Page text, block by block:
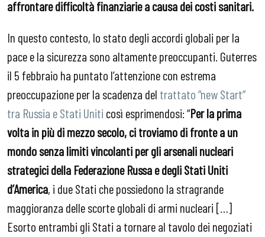
affrontare difficoltà finanziarie a causa dei costi sanitari.
In questo contesto, lo stato degli accordi globali per la
pace e la sicurezza sono altamente preoccupanti. Guterres
il 5 febbraio ha puntato l’attenzione con estrema
preoccupazione per la scadenza del trattato “new Start”
tra Russia e Stati Uniti così esprimendosi: “Per la prima
volta in più di mezzo secolo, ci troviamo di fronte a un
mondo senza limiti vincolanti per gli arsenali nucleari
strategici della Federazione Russa e degli Stati Uniti
d’America, i due Stati che possiedono la stragrande
maggioranza delle scorte globali di armi nucleari […]
Esorto entrambi gli Stati a tornare al tavolo dei negoziati